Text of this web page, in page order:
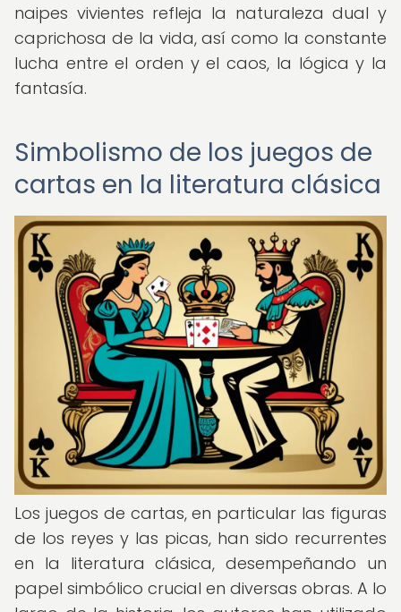
naipes vivientes refleja la naturaleza dual y
caprichosa de la vida, así como la constante
lucha entre el orden y el caos, la lógica y la
fantasía.
Simbolismo de los juegos de
cartas en la literatura clásica
Los juegos de cartas, en particular las figuras
de los reyes y las picas, han sido recurrentes
en la literatura clásica, desempeñando un
papel simbólico crucial en diversas obras. A lo